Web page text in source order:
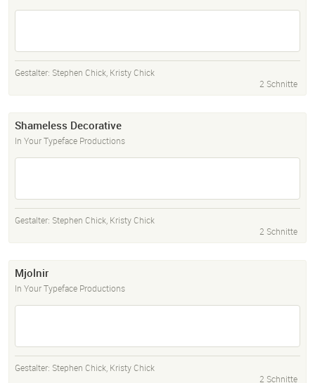
Gestalter: Stephen Chick, Kristy Chick
2 Schnitte
Shameless Decorative
In Your Typeface Productions
Gestalter: Stephen Chick, Kristy Chick
2 Schnitte
Mjolnir
In Your Typeface Productions
Gestalter: Stephen Chick, Kristy Chick
2 Schnitte